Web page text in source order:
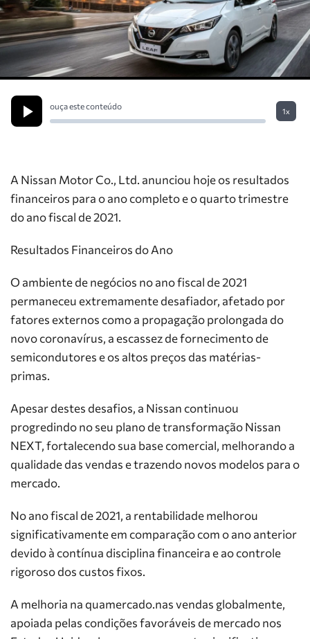
ouça este conteúdo
1x
A Nissan Motor Co., Ltd. anunciou hoje os resultados
financeiros para o ano completo e o quarto trimestre
do ano fiscal de 2021.
Resultados Financeiros do Ano
O ambiente de negócios no ano fiscal de 2021
permaneceu extremamente desafiador, afetado por
fatores externos como a propagação prolongada do
novo coronavírus, a escassez de fornecimento de
semicondutores e os altos preços das matérias-
primas.
Apesar destes desafios, a Nissan continuou
progredindo no seu plano de transformação Nissan
NEXT, fortalecendo sua base comercial, melhorando a
qualidade das vendas e trazendo novos modelos para o
mercado.
No ano fiscal de 2021, a rentabilidade melhorou
significativamente em comparação com o ano anterior
devido à contínua disciplina financeira e ao controle
rigoroso dos custos fixos.
A melhoria na quamercado.nas vendas globalmente,
apoiada pelas condições favoráveis de mercado nos